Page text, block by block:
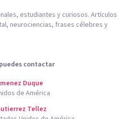
estudiantes y curiosos. Artículos
neurociencias, frases célebres y
contactar
Duque
de América
Tellez